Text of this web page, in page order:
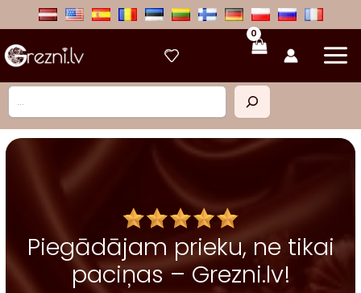
Meklēt
Piegādājam prieku, ne tikai
paciņas – Grezni.lv!